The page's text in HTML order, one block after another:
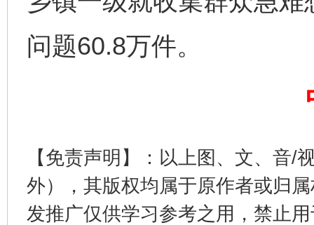
问题60.8万件。
【免责声明】：以上图、文、音/
外），其版权均属于原作者或归
发推广仅供学习参考之用，禁止